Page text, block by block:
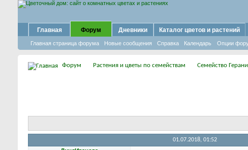
Главная Форум
Главная страница форума Новые сообщения Справка Календарь Опции
Дневники Каталог цветов и растений
Форум Растения и цветы по семействам Семейство
01.07.2018, 01:52